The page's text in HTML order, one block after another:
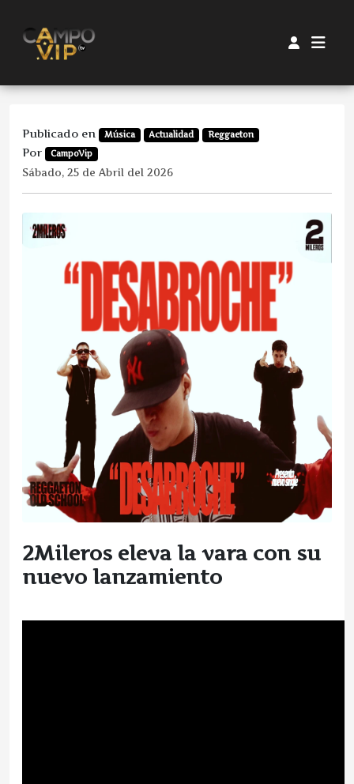
Publicado en Música Actualidad Reggaeton
Por CampoVip
Sábado, 25 de Abril del 2026
2Mileros eleva la vara con su
nuevo lanzamiento